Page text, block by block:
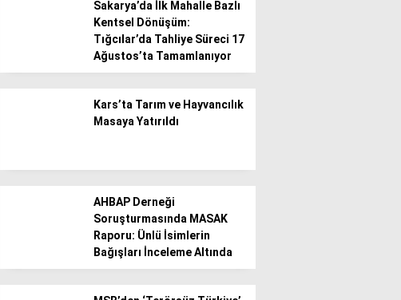
Sakarya’da İlk Mahalle Bazlı
Kentsel Dönüşüm:
Tığcılar’da Tahliye Süreci 17
Ağustos’ta Tamamlanıyor
Kars’ta Tarım ve Hayvancılık
Masaya Yatırıldı
AHBAP Derneği
Soruşturmasında MASAK
Raporu: Ünlü İsimlerin
Bağışları İnceleme Altında